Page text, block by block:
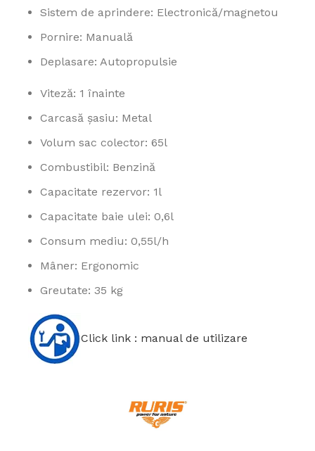
Sistem de aprindere: Electronică/magnetou
Pornire: Manuală
Deplasare: Autopropulsie
Viteză: 1 înainte
Carcasă șasiu: Metal
Volum sac colector: 65l
Combustibil: Benzină
Capacitate rezervor: 1l
Capacitate baie ulei: 0,6l
Consum mediu: 0,55l/h
Mâner: Ergonomic
Greutate: 35 kg
Click link : manual de utilizare